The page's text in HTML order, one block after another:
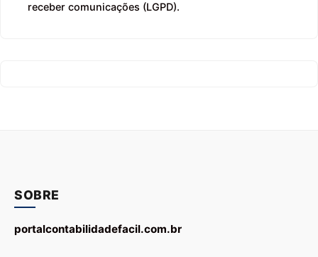
receber comunicações (LGPD).
SOBRE
portalcontabilidadefacil.com.br